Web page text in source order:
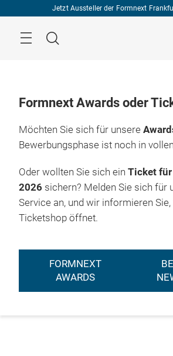
Jetzt Aussteller der Formnext
Suche
Formnext Awards oder
Möchten Sie sich für unsere
Bewerbungsphase ist noch in
Oder wollten Sie sich ein Ticket
2026 sichern? Melden Sie sich für
Service an, und wir informieren
Ticketshop öffnet.
FORMNEXT
AWARDS